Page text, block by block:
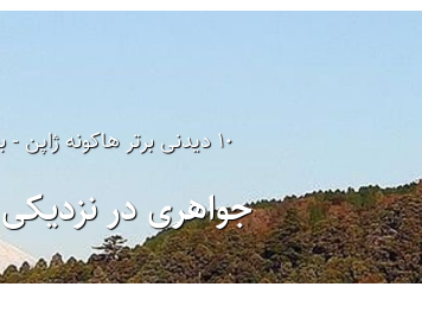
۱۰ دیدنی برتر هاکونه ژاپن - بخش ۲
جواهری در